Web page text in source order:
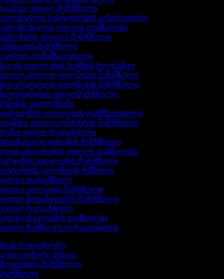
ვიდეო შემქმნელი
სუბტიტრების გენერატორი
ვიდეოს დამზადება
ვიდეოს შემქმნელი
შემქმნელი
დამამზადებელი
ვიდეოების შექმნის ხელსაწყო
ფილმების შემქმნელი
ფილმების შემქმნელი
ვიდეოშემქმნელი
ვიდეომშენი
ვიდეოების დამმზადებელი
ვიდეოკონტენტის შემქმნელი
ვიდეო რედაქტორი
ფილმის შემქმნელი
ცხოვრების ვიდეოს დამზადება
ვიდეოების შემქმნელი
ფილმების მქმნელი
თარგმნილი
კოლაჟის შემქმნელი
მოსაწვევების შემქმნელი
რედაქტორი
რეკლამის დამზადება
შექმნა დეკორაციისთვის
რედაქტორი
ფონური მუსიკა
შემქმნელი